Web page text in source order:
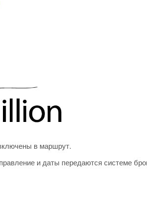
в маршрут.
и даты передаются системе